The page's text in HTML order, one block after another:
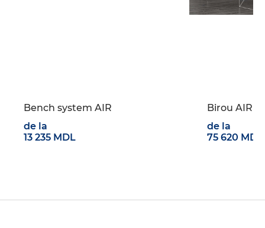
Bench system AIR
de la
13 235 MDL
Birou AIR
de la
75 620 MDL